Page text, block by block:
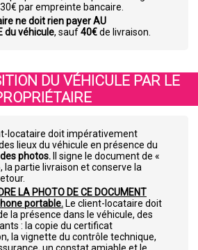
par empreinte bancaire.
ne doit rien payer AU
du véhicule, sauf40€de livraison.
DU VÉHICULE PAR LE
locataire doit impérativement
lieux du véhicule en présence du
photos. Il signe le document de «
la partie livraison et conserve la
LA PHOTO DE CE DOCUMENT
portable. Le client-locataire doit
la présence dans le véhicule, des
: la copie du certificat
la vignette du contrôle technique,